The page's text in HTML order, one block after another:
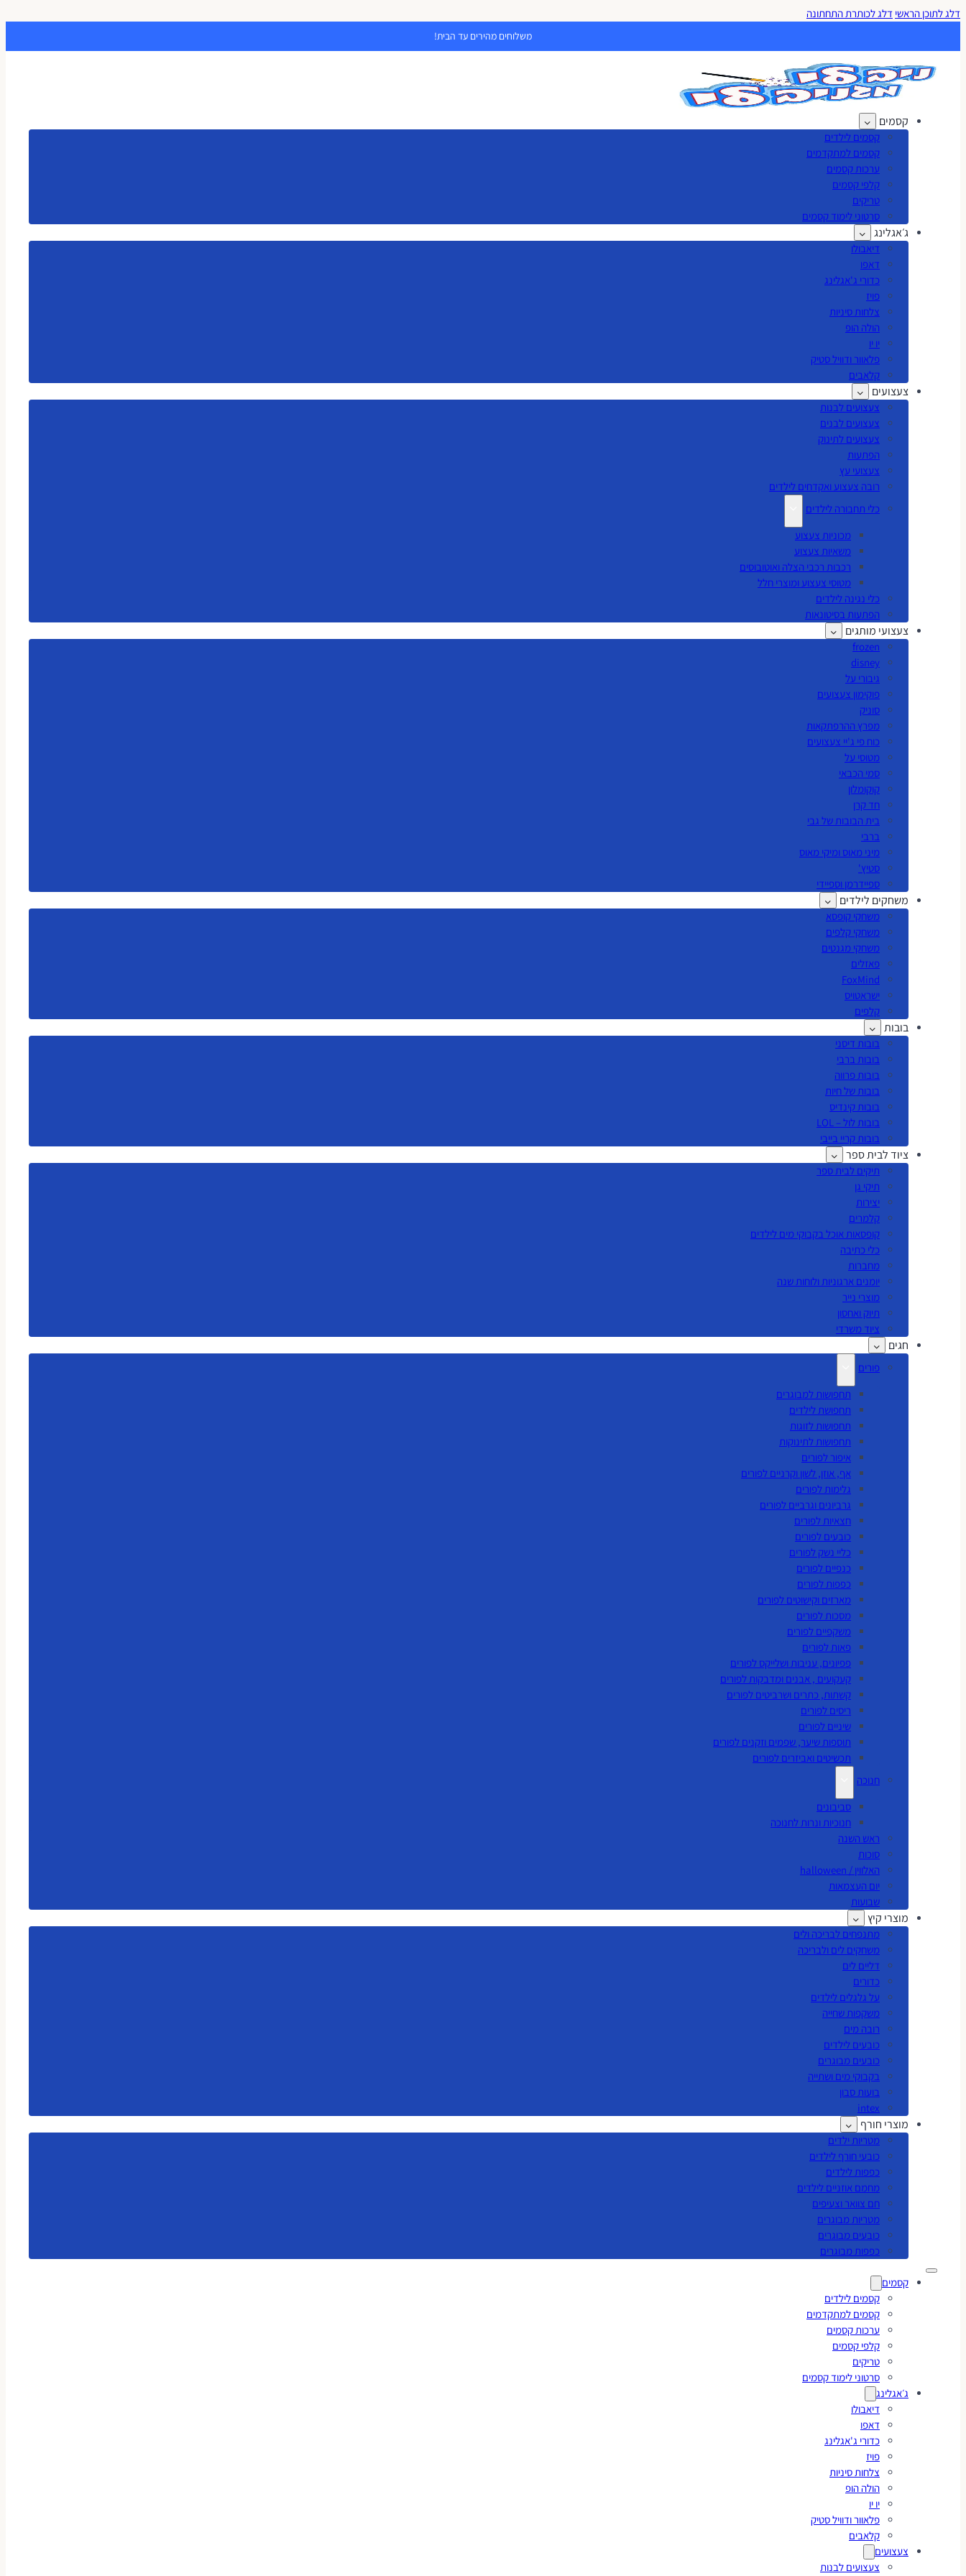
דלג לתוכן הראשי דלג לכותרת התחתונה
משלוחים מהירים עד הבית!
קסמים
קסמים לילדים
קסמים למתקדמים
ערכות קסמים
קלפי קסמים
טריקים
סרטוני לימוד קסמים
ג׳אגלינג
דיאבולו
דאפו
כדורי ג'אגלינג
פויז
צלחות סיניות
הולה הופ
יו יו
פלאוור ודוויל סטיק
קלאבים
צעצועים
צעצועים לבנות
צעצועים לבנים
צעצועים לתינוק
הפתעות
צעצועי עץ
רובה צעצוע ואקדחים לילדים
כלי תחבורה לילדים
מכוניות צעצוע
משאיות צעצוע
רכבות רכבי הצלה ואוטובוסים
מטוסי צעצוע ומוצרי חלל
כלי נגינה לילדים
הפתעות בסיטונאות
צעצועי מותגים
frozen
disney
גיבורי על
פוקימון צעצועים
סוניק
מפרץ ההרפתקאות
כוח פי ג'יי צעצועים
מטוסי על
סמי הכבאי
קוקומלון
חד קרן
בית הבובות של גבי
ברבי
מיני מאוס ומיקי מאוס
סטיץ'
ספיידרמן וספיידי
משחקים לילדים
משחקי קופסא
משחקי קלפים
משחקי מגנטים
פאזלים
FoxMind
ישראטויס
קלפים
בובות
בובות דיסני
בובות ברבי
בובות פרווה
בובות של חיות
בובות קינדיס
בובות לול – LOL
בובות קריי בייבי
ציוד לבית ספר
תיקים לבית ספר
תיקי גן
יצירות
קלמרים
קופסאות אוכל בקבוקי מים לילדים
כלי כתיבה
מחברות
יומנים ארגוניות ולוחות שנה
מוצרי נייר
תיוק ואחסון
ציוד משרדי
חגים
פורים
תחפושות למבוגרים
תחפושת לילדים
תחפושות לזוגות
תחפושות לתינוקות
איפור לפורים
אף, אוזן, לשון וקרניים לפורים
גלימות לפורים
גרביונים וגרביים לפורים
חצאיות לפורים
כובעים לפורים
כליי נשק לפורים
כנפיים לפורים
כפפות לפורים
מארזים וקישוטים לפורים
מסכות לפורים
משקפיים לפורים
פאות לפורים
פפיונים, עניבות ושלייקס לפורים
קעקועים , אבנים ומדבקות לפורים
קשתות, כתרים ושרביטים לפורים
ריסים לפורים
שיניים לפורים
תוספות שיער, שפמים וזקנים לפורים
תכשיטים ואביזרים לפורים
חנוכה
סביבונים
חנוכיות ונרות לחנוכה
ראש השנה
סוכות
האלווין / halloween
יום העצמאות
שבועות
מוצרי קיץ
מתנפחים לבריכה ולים
משחקים לים ולבריכה
דליים לים
כדורים
על גלגלים לילדים
משקפות שחייה
רובה מים
כובעים לילדים
כובעים מבוגרים
בקבוקי מים ושתייה
בועות סבון
intex
מוצרי חורף
מטריות ילדים
כובעי חורף לילדים
כפפות לילדים
מחמם אוזניים לילדים
חם צוואר וצעיפים
מטריות מבוגרים
כובעים מבוגרים
כפפות מבוגרים
קסמים
קסמים לילדים
קסמים למתקדמים
ערכות קסמים
קלפי קסמים
טריקים
סרטוני לימוד קסמים
ג׳אגלינג
דיאבולו
דאפו
כדורי ג'אגלינג
פויז
צלחות סיניות
הולה הופ
יו יו
פלאוור ודוויל סטיק
קלאבים
צעצועים
צעצועים לבנות